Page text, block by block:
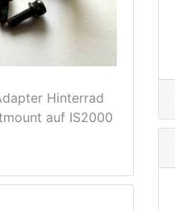
Hinterrad
auf IS2000